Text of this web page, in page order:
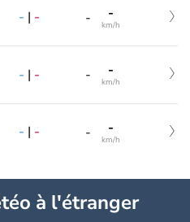
- | - - -
km/h
- | - - -
km/h
- | - - -
km/h
à l'étranger